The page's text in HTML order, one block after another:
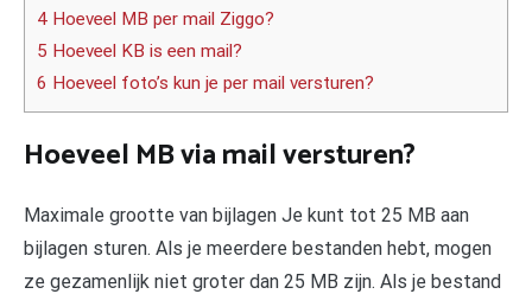
4 Hoeveel MB per mail Ziggo?
5 Hoeveel KB is een mail?
6 Hoeveel foto’s kun je per mail versturen?
Hoeveel MB via mail versturen?
Maximale grootte van bijlagen Je kunt tot 25 MB aan
bijlagen sturen. Als je meerdere bestanden hebt, mogen
ze gezamenlijk niet groter dan 25 MB zijn. Als je bestand